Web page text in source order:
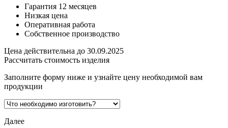
Гарантия 12 месяцев
Низкая цена
Оперативная работа
Собственное производство
Цена действительна до 30.09.2025
Рассчитать стоимость изделия
Заполните форму ниже и узнайте цену необходимой вам
продукции
Далее